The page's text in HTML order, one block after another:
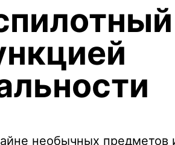
необычных предметов